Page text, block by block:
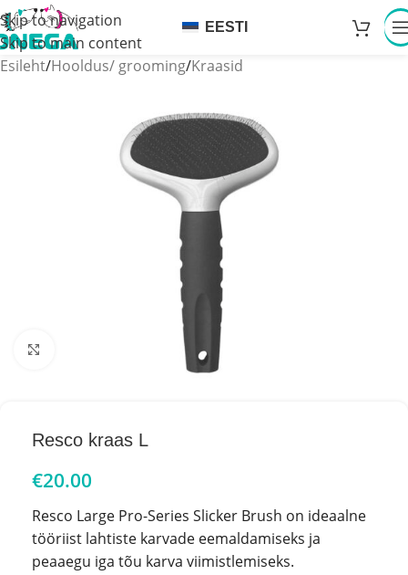
Skip to navigation
Skip to main content
EESTI
Esileht/Hooldus/ grooming/Kraasid
Resco kraas L
€20.00
Resco Large Pro-Series Slicker Brush on ideaalne
tööriist lahtiste karvade eemaldamiseks ja
peaaegu iga tõu karva viimistlemiseks.